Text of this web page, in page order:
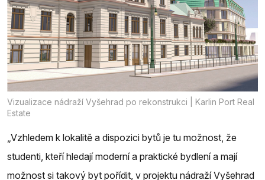
Vizualizace nádraží Vyšehrad po rekonstrukci | Karlin Port Real
Estate
„Vzhledem k lokalitě a dispozici bytů je tu možnost, že
studenti, kteří hledají moderní a praktické bydlení a mají
možnost si takový byt pořídit, v projektu nádraží Vyšehrad